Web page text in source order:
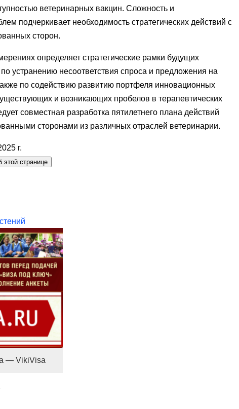
ветеринарных вакцин. Сложность и
подчеркивает необходимость стратегических действий с
сторон.
определяет стратегические рамки будущих
устранению несоответствия спроса и предложения на
по содействию развитию портфеля инновационных
и возникающих пробелов в терапевтических
совместная разработка пятилетнего плана действий
сторонами из различных отраслей ветеринарии.
г.
этой странице
— VikiVisa